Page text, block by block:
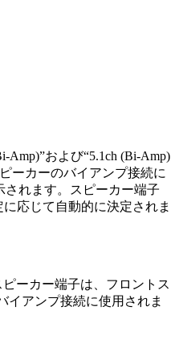
Amp)”および“5.1ch (Bi-Amp)
ーカーのバイアンプ接続に
れます。スピーカー端子
応じて自動的に決定されま
ーカー端子は、フロントス
イアンプ接続に使用されま